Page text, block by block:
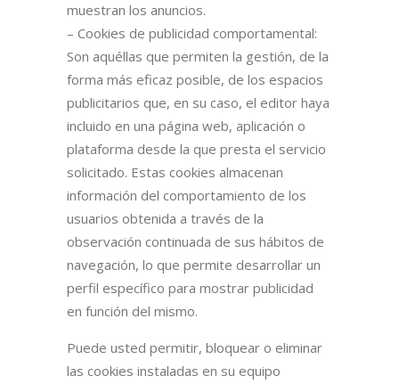
muestran los anuncios.
– Cookies de publicidad comportamental:
Son aquéllas que permiten la gestión, de la
forma más eficaz posible, de los espacios
publicitarios que, en su caso, el editor haya
incluido en una página web, aplicación o
plataforma desde la que presta el servicio
solicitado. Estas cookies almacenan
información del comportamiento de los
usuarios obtenida a través de la
observación continuada de sus hábitos de
navegación, lo que permite desarrollar un
perfil específico para mostrar publicidad
en función del mismo.
Puede usted permitir, bloquear o eliminar
las cookies instaladas en su equipo